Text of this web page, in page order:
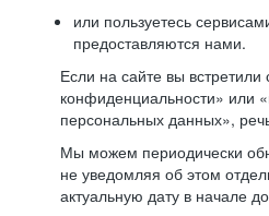
или пользуетесь
предоставляются нами.
Если на сайте вы встретили
конфиденциальности» или
персональных данных»,
Мы можем периодически
не уведомляя об этом
актуальную дату в начале